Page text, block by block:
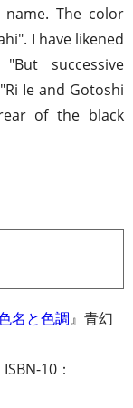
The color
I have likened
successive
Ie and Gotoshi
of the black
名と色調』青幻
10：